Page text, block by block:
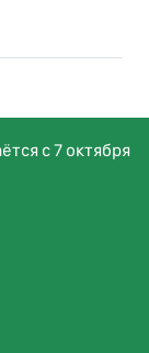
с 7 октября